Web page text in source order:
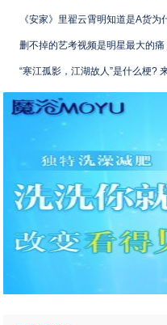
《安家》里翟云霄明知道是A货为
删不掉的艺考视频是明星最大的
“寒江孤影，江湖故人”是什么梗?